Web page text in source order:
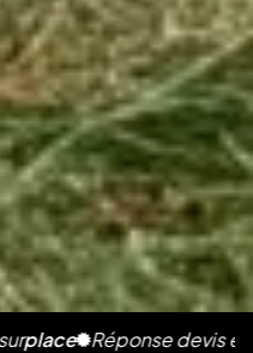
Réponse devis en 2h